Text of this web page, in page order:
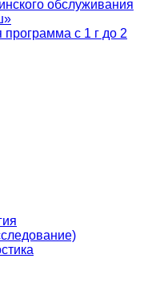
обслуживания
программа с 1 г до 2